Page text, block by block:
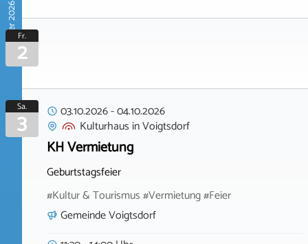
Oktober 2026Fr.
2
Sa.
3 03.10.2026-04.10.2026
Kulturhaus inVoigtsdorf
KH Vermietung
Geburtstagsfeier
#Kultur & Tourismus #Vermietung #Feier
Gemeinde Voigtsdorf